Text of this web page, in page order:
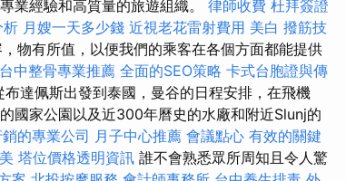
業經驗和高質量的旅遊組織。 律師收費 杜拜簽證
析 月嫂一天多少錢 近視老花雷射費用 美白 撥筋技
物有所值，以便我們的乘客在各個方面都能提供
台中整骨專業推薦 全面的SEO策略 卡式台胞證與傳
布達佩斯出發到泰國，曼谷的日程安排，在飛機
國家公園以及近300年曆史的水廠和附近Slunj的
的專業公司 月子中心推薦 會議點心 有效的關鍵
塔位價格透明資訊 誰不會熟悉眾所周知且令人驚